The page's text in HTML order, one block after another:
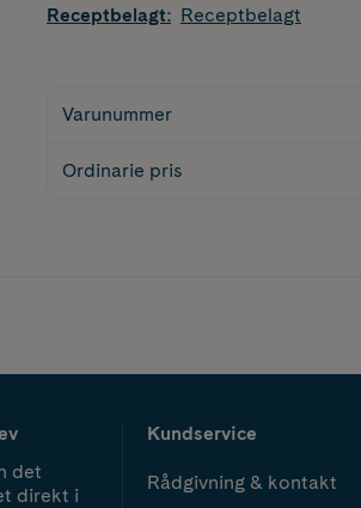
Receptbelagt: Receptbelagt
Varunummer
Ordinarie pris
det
direkt i
Kundservice
Rådgivning & kontakt